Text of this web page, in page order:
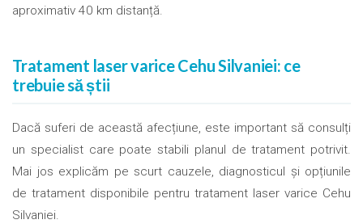
aproximativ 40 km distanță.
Tratament laser varice Cehu Silvaniei: ce
trebuie să știi
Dacă suferi de această afecțiune, este important să consulți
un specialist care poate stabili planul de tratament potrivit.
Mai jos explicăm pe scurt cauzele, diagnosticul și opțiunile
de tratament disponibile pentru tratament laser varice Cehu
Silvaniei.